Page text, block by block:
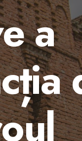
a